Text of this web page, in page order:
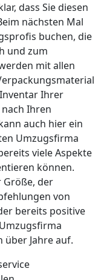
dass Sie diesen
nächsten Mal
buchen, die
und zum
mit allen
Ihrer
Ihren
auch hier ein
Umzugsfirma
viele Aspekte
können.
Größe, der
von
bereits positive
über Jahre auf.